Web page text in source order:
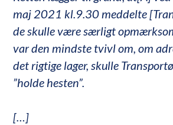
maj 2021 kl.9.30 meddelte
de skulle være særligt
var den mindste tvivl om, om
det rigtige lager, skulle
”holde hesten”.
[…]